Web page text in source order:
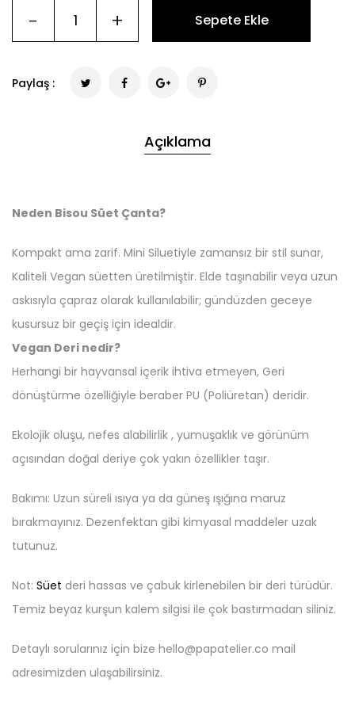
- + Sepete Ekle
Paylaş :
Açıklama
Neden Bisou Süet Çanta?
Kompakt ama zarif. Mini Siluetiyle zamansız bir stil sunar,
Kaliteli Vegan süetten üretilmiştir. Elde taşınabilir veya uzun
askısıyla çapraz olarak kullanılabilir; gündüzden geceye
kusursuz bir geçiş için idealdir.
Vegan Deri nedir?
Herhangi bir hayvansal içerik ihtiva etmeyen, Geri
dönüştürme özelliğiyle beraber PU (Poliüretan) deridir.
Ekolojik oluşu, nefes alabilirlik , yumuşaklık ve görünüm
açısından doğal deriye çok yakın özellikler taşır.
Bakımı: Uzun süreli ısıya ya da güneş ışığına maruz
bırakmayınız. Dezenfektan gibi kimyasal maddeler uzak
tutunuz.
Not: Süet deri hassas ve çabuk kirlenebilen bir deri türüdür.
Temiz beyaz kurşun kalem silgisi ile çok bastırmadan siliniz.
Detaylı sorularınız için bize hello@papatelier.co mail
adresimizden ulaşabilirsiniz.